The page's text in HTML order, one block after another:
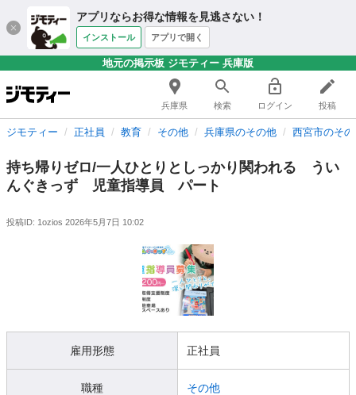
アプリならお得な情報を見逃さない！
インストール アプリで開く
地元の掲示板 ジモティー 兵庫版
兵庫県 検索 ログイン 投稿
ジモティー 正社員 教育 その他 兵庫県のその他 西宮市のそ
持ち帰りゼロ/一人ひとりとしっかり関われる うい
んぐきっず 児童指導員 パート
投稿ID: 1ozios 2026年5月7日 10:02
雇用形態 正社員
職種 その他